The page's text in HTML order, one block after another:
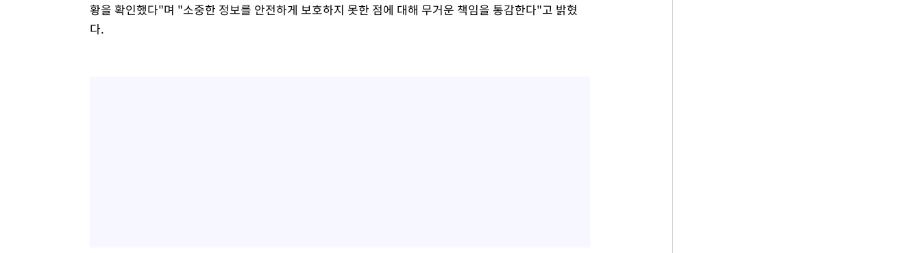
황을 확인했다"며 "소중한 정보를 안전하게 보호하지 못한 점에 대해 무거운 책임을 통감한다"고 밝혔
다.